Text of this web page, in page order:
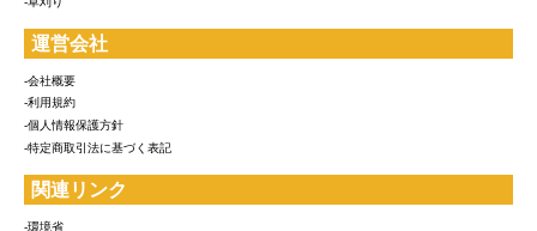
運営会社
-会社概要
-利用規約
-個人情報保護方針
-特定商取引法に基づく表記
関連リンク
-環境省